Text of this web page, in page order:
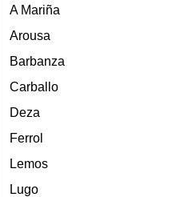
A Mariña
Arousa
Barbanza
Carballo
Deza
Ferrol
Lemos
Lugo